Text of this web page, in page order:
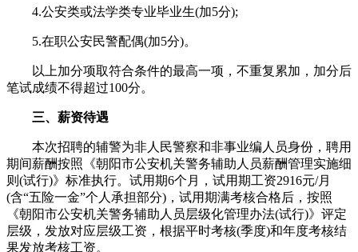
4.公安类或法学类专业毕业生(加5分);
5.在职公安民警配偶(加5分)。
以上加分项取符合条件的最高一项，不重复累加，加分后
笔试成绩不得超过100分。
三、薪资待遇
本次招聘的辅警为非人民警察和非事业编人员身份，聘用
期间薪酬按照《朝阳市公安机关警务辅助人员薪酬管理实施细
则(试行)》标准执行。试用期6个月，试用期工资2916元/月
(含“五险一金”个人承担部分)，试用期满考核合格后，按照
《朝阳市公安机关警务辅助人员层级化管理办法(试行)》评定
层级，发放对应层级工资，根据平时考核(季度)和年度考核结
果发放考核工资。